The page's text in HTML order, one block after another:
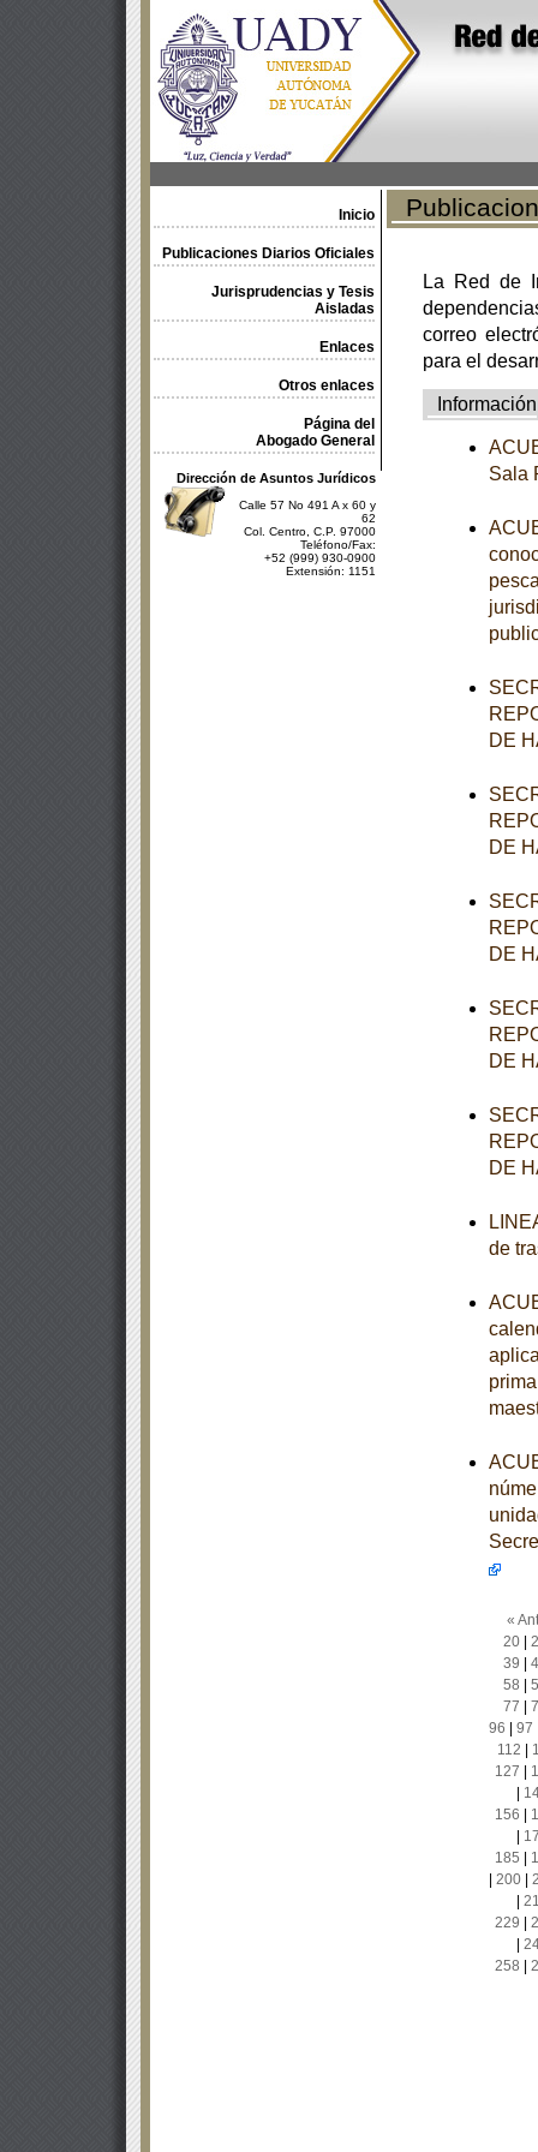
Inicio
Publicaciones Diarios Oficiales
Jurisprudencias y Tesis
Aisladas
Enlaces
Otros enlaces
Página del
Abogado General
Dirección de Asuntos Jurídicos
Calle 57 No 491 A x 60 y
62
Col. Centro, C.P. 97000
Teléfono/Fax:
+52 (999) 930-0900
Extensión: 1151
La Red de
correo
para el
Información
Sala
DE
DE
DE
DE
DE
de
«
20|
39
58
77
96
97
112
127
156
185
200|
229
258